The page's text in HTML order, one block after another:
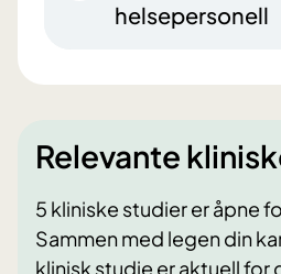
helsepersonell
Relevante
5 kliniske studier er åpne
Sammen med legen din
klinisk studie er aktuell for